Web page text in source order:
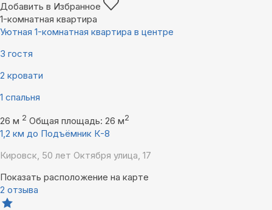
Добавить в Избранное
1-комнатная квартира
Уютная 1-комнатная квартира в центре
3 гостя
2 кровати
1 спальня
26 м 2 Общая площадь: 26 м2
1,2 км до Подъёмник К-8
Кировск, 50 лет Октября улица, 17
Показать расположение на карте
2 отзыва